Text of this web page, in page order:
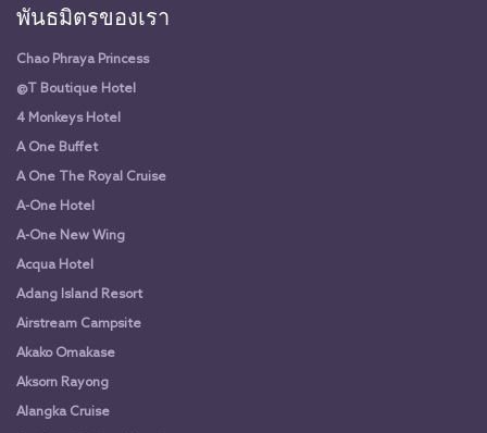
พันธมิตรของเรา
Chao Phraya Princess
@T Boutique Hotel
4 Monkeys Hotel
A One Buffet
A One The Royal Cruise
A-One Hotel
A-One New Wing
Acqua Hotel
Adang Island Resort
Airstream Campsite
Akako Omakase
Aksorn Rayong
Alangka Cruise